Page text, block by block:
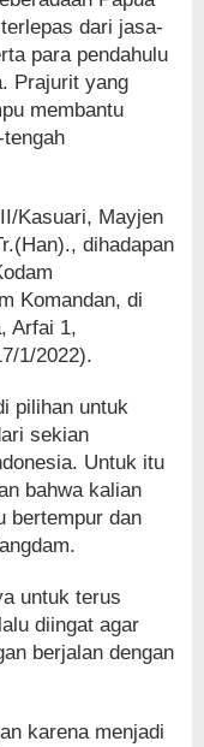
dari jasa-
para pendahulu
Prajurit yang
membantu
Kasuari, Mayjen
dihadapan
Komandan, di
Arfai 1,
1/2022).
pilihan untuk
sekian
Untuk itu
bahwa kalian
bertempur dan
untuk terus
diingat agar
berjalan dengan
karena menjadi